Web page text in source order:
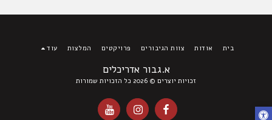
א.גבור אדריכלים
זכויות יוצרים © 2026 כל הזכויות שמורות
בית אודות צוות הגיבורים פרויקטים המלצות עוד